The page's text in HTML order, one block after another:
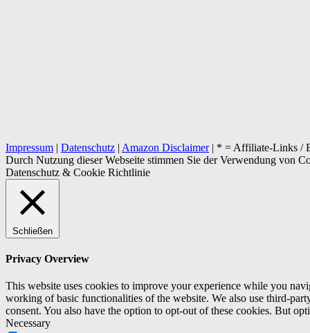
Impressum | Datenschutz | Amazon Disclaimer| * = Affiliate-Links /
Durch Nutzung dieser Webseite stimmen Sie der Verwendung von
Datenschutz & Cookie Richtlinie
Schließen
Privacy Overview
This website uses cookies to improve your experience while you
working of basic functionalities of the website. We also use third-
consent. You also have the option to opt-out of these cookies. But
Necessary